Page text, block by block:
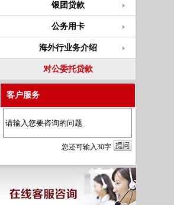
银团贷款
公务用卡
海外行业务介绍
对公委托贷款
客户服务
您还可输入30字